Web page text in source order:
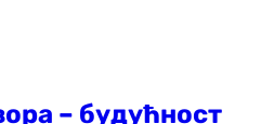
– будућност